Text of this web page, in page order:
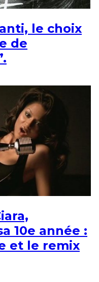
le choix
de
10e année :
et le remix